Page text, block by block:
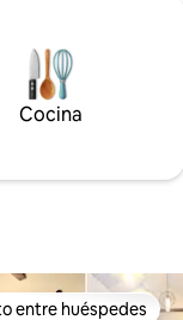
Cocina
entre huéspedes